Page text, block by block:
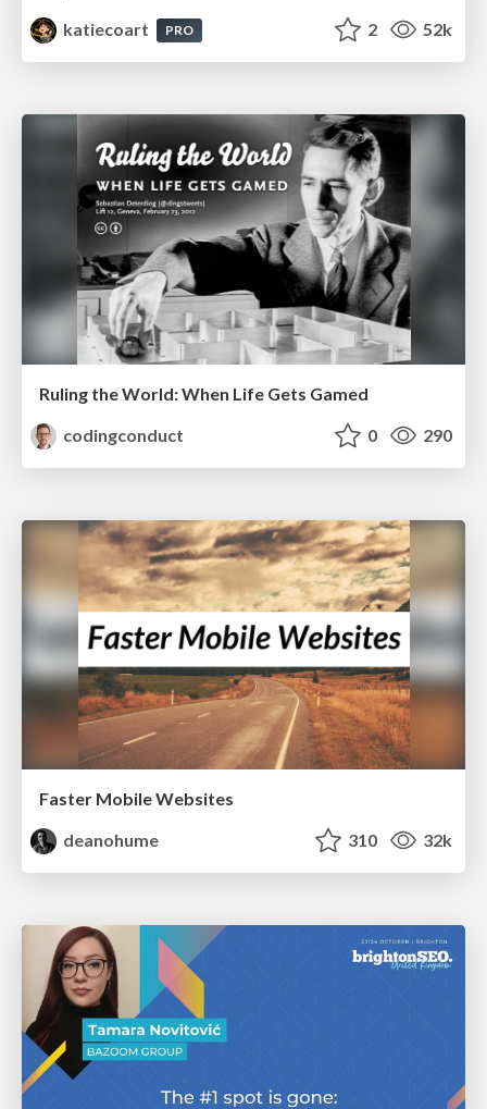
katiecoart
PRO 2 52k
Ruling the World: When Life Gets Gamed
codingconduct
0 290
Faster Mobile Websites
deanohume
310 32k